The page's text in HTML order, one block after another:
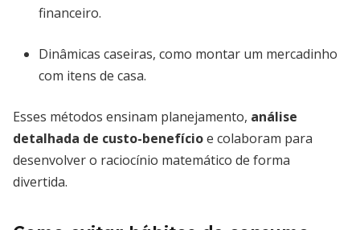
financeiro.
Dinâmicas caseiras, como montar um mercadinho
com itens de casa.
Esses métodos ensinam planejamento, análise
detalhada de custo-benefícioe colaboram para
desenvolver o raciocínio matemático de forma
divertida.